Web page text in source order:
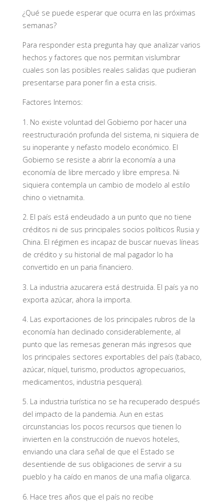
¿Qué se puede esperar que ocurra en las próximas
semanas?
Para responder esta pregunta hay que analizar varios
hechos y factores que nos permitan vislumbrar
cuales son las posibles reales salidas que pudieran
presentarse para poner fin a esta crisis.
Factores Internos:
1. No existe voluntad del Gobierno por hacer una
reestructuración profunda del sistema, ni siquiera de
su inoperante y nefasto modelo económico. El
Gobierno se resiste a abrir la economía a una
economía de libre mercado y libre empresa. Ni
siquiera contempla un cambio de modelo al estilo
chino o vietnamita.
2. El país está endeudado a un punto que no tiene
créditos ni de sus principales socios políticos Rusia y
China. El régimen es incapaz de buscar nuevas líneas
de crédito y su historial de mal pagador lo ha
convertido en un paria financiero.
3. La industria azucarera está destruida. El país ya no
exporta azúcar, ahora la importa.
4. Las exportaciones de los principales rubros de la
economía han declinado considerablemente, al
punto que las remesas generan más ingresos que
los principales sectores exportables del país (tabaco,
azúcar, níquel, turismo, productos agropecuarios,
medicamentos, industria pesquera).
5. La industria turística no se ha recuperado después
del impacto de la pandemia. Aun en estas
circunstancias los pocos recursos que tienen lo
invierten en la construcción de nuevos hoteles,
enviando una clara señal de que el Estado se
desentiende de sus obligaciones de servir a su
pueblo y ha caído en manos de una mafia oligarca.
6. Hace tres años que el país no recibe